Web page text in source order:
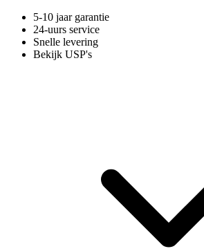
5-10 jaar garantie
24-uurs service
Snelle levering
Bekijk USP's